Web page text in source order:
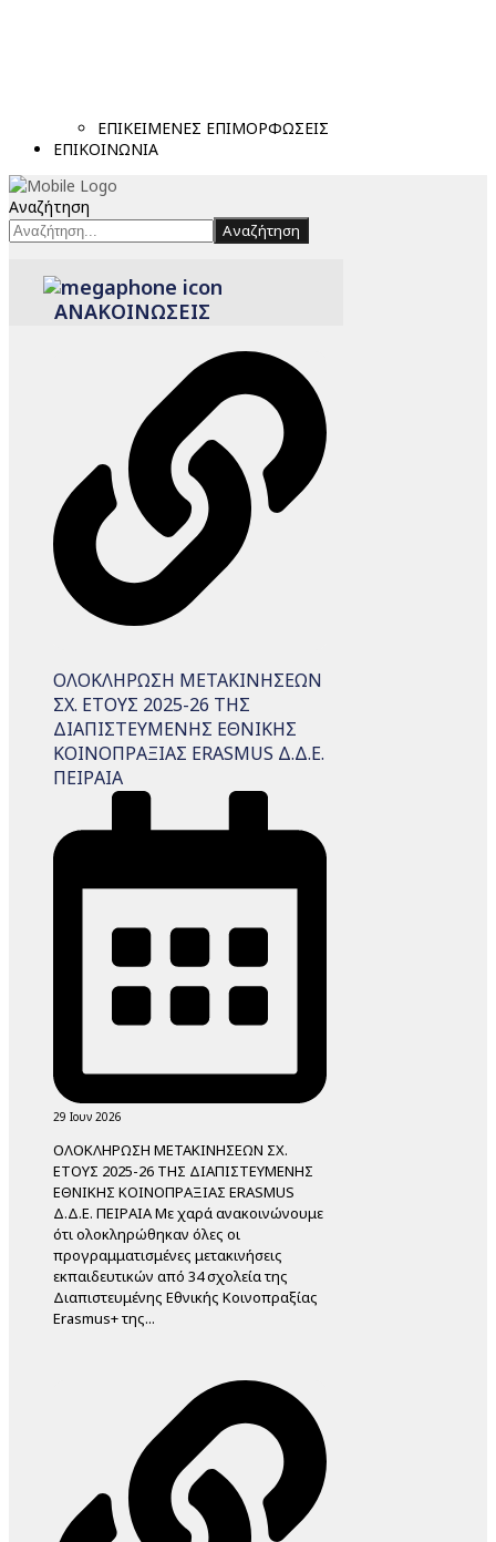
ΕΠΙΚΕΙΜΕΝΕΣ ΕΠΙΜΟΡΦΩΣΕΙΣ
ΕΠΙΚΟΙΝΩΝΙΑ
Αναζήτηση
Αναζήτηση
ΑΝΑΚΟΙΝΩΣΕΙΣ
ΟΛΟΚΛΗΡΩΣΗ ΜΕΤΑΚΙΝΗΣΕΩΝ
ΣΧ. ΕΤΟΥΣ 2025-26 ΤΗΣ
ΔΙΑΠΙΣΤΕΥΜΕΝΗΣ ΕΘΝΙΚΗΣ
ΚΟΙΝΟΠΡΑΞΙΑΣ ERASMUS Δ.Δ.Ε.
ΠΕΙΡΑΙΑ
29 Ιουν 2026
ΟΛΟΚΛΗΡΩΣΗ ΜΕΤΑΚΙΝΗΣΕΩΝ ΣΧ.
ΕΤΟΥΣ 2025-26 ΤΗΣ ΔΙΑΠΙΣΤΕΥΜΕΝΗΣ
ΕΘΝΙΚΗΣ ΚΟΙΝΟΠΡΑΞΙΑΣ ERASMUS
Δ.Δ.Ε. ΠΕΙΡΑΙΑ Με χαρά ανακοινώνουμε
ότι ολοκληρώθηκαν όλες οι
προγραμματισμένες μετακινήσεις
εκπαιδευτικών από 34 σχολεία της
Διαπιστευμένης Εθνικής Κοινοπραξίας
Erasmus+ της...